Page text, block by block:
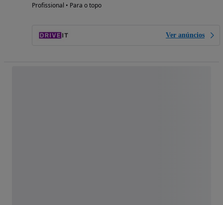
Profissional • Para o topo
Ver anúncios